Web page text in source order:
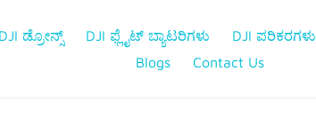
DJI ಡ್ರೋನ್ಸ್ DJI ಫ್ಲೈಟ್ ಬ್ಯಾಟರಿಗಳು DJI ಪರಿಕರಗಳು
Blogs
Contact Us